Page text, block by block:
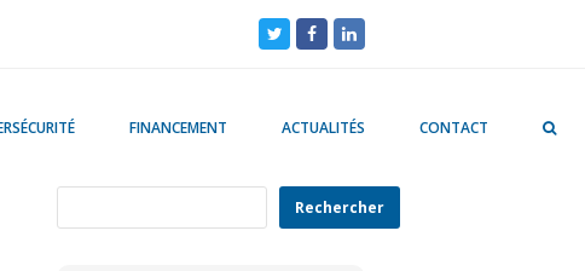
TwitterFacebookLinkedIn
FINANCEMENT ACTUALITÉS CONTACT
Rechercher